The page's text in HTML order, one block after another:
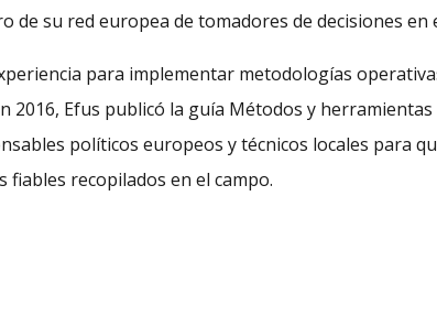
de su red europea de tomadores de decisiones en
para implementar metodologías
2016, Efus publicó la guía Métodos y
políticos europeos y técnicos locales para
fiables recopilados en el campo.